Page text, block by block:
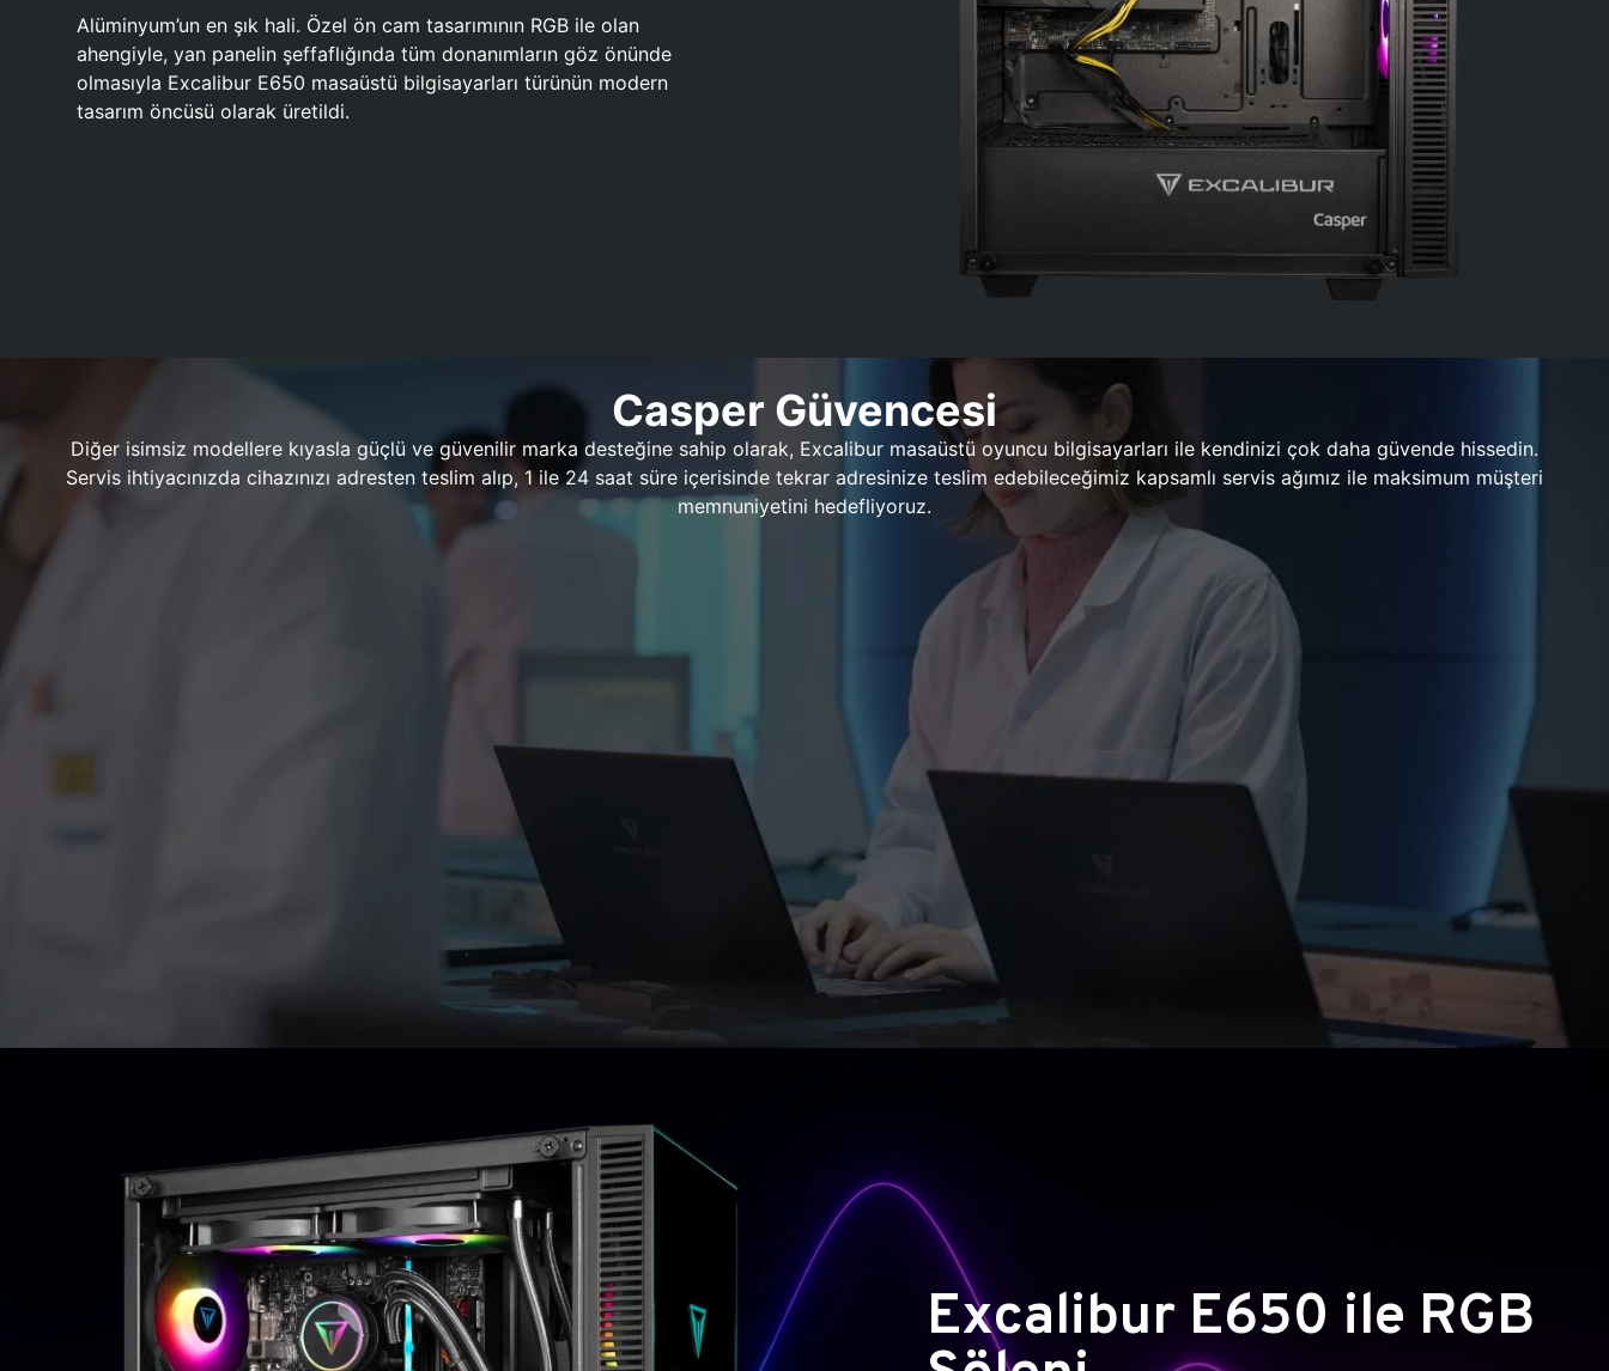
Alüminyum’un en şık hali. Özel ön cam tasarımının RGB ile olan
ahengiyle, yan panelin şeffaflığında tüm donanımların göz önünde
olmasıyla Excalibur E650 masaüstü bilgisayarları türünün modern
tasarım öncüsü olarak üretildi.
Casper Güvencesi
Diğer isimsiz modellere kıyasla güçlü ve güvenilir marka desteğine sahip olarak, Excalibur masaüstü oyuncu bilgisayarları ile kendinizi çok daha güvende hissedin.
Servis ihtiyacınızda cihazınızı adresten teslim alıp, 1 ile 24 saat süre içerisinde tekrar adresinize teslim edebileceğimiz kapsamlı servis ağımız ile maksimum müşteri
memnuniyetini hedefliyoruz.
Excalibur E650 ile RGB